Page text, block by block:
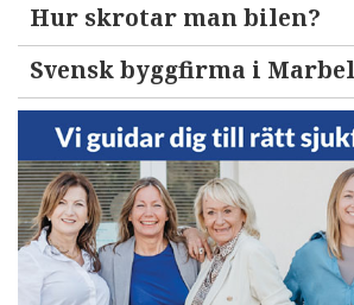
Hur skrotar man bilen?
Svensk byggfirma i